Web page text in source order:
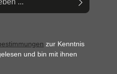
zur Kenntnis
und bin mit ihnen